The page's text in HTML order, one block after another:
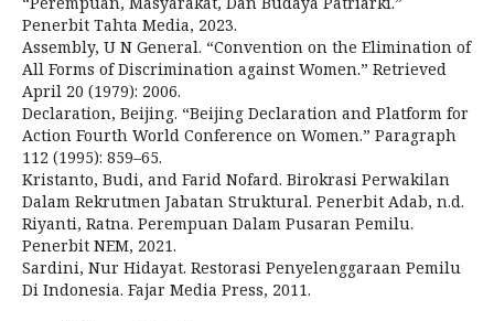
Penerbit Tahta Media, 2023.
Assembly, U N General. “Convention on the Elimination of
All Forms of Discrimination against Women.” Retrieved
April 20 (1979): 2006.
Declaration, Beijing. “Beijing Declaration and Platform for
Action Fourth World Conference on Women.” Paragraph
112 (1995): 859–65.
Kristanto, Budi, and Farid Nofard. Birokrasi Perwakilan
Dalam Rekrutmen Jabatan Struktural. Penerbit Adab, n.d.
Riyanti, Ratna. Perempuan Dalam Pusaran Pemilu.
Penerbit NEM, 2021.
Sardini, Nur Hidayat. Restorasi Penyelenggaraan Pemilu
Di Indonesia. Fajar Media Press, 2011.